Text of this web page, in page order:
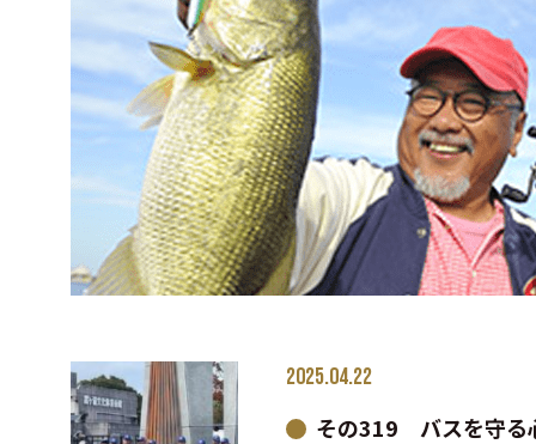
2025.04.22
その319 バスを守る